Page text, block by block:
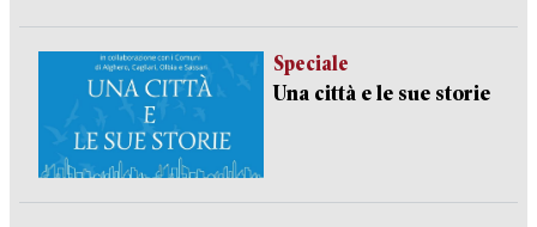
Speciale
Una città e le sue storie